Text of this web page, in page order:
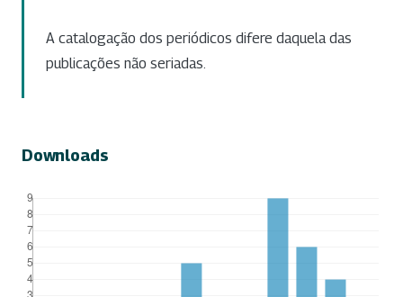
A catalogação dos periódicos difere daquela das
publicações não seriadas.
Downloads